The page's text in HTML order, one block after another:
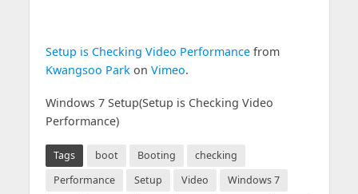
Setup is Checking Video Performancefrom
Kwangsoo Parkon Vimeo.
Windows 7 Setup(Setup is Checking Video
Performance)
Tags boot Booting
checking
Performance
Setup Video
Windows 7